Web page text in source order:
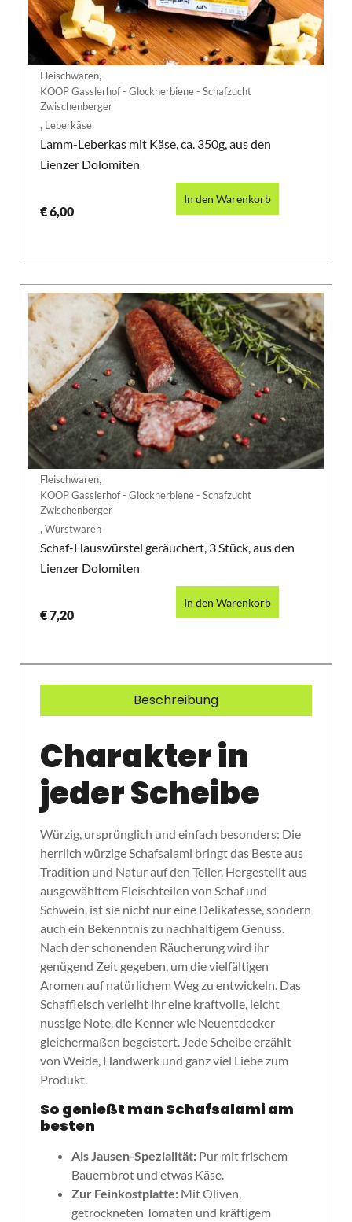
Fleischwaren,
KOOP Gasslerhof - Glocknerbiene - Schafzucht
Zwischenberger
, Leberkäse
Lamm-Leberkas mit Käse, ca. 350g, aus den
Lienzer Dolomiten
€6,00
In den Warenkorb
Fleischwaren,
KOOP Gasslerhof - Glocknerbiene - Schafzucht
Zwischenberger
,Wurstwaren
Schaf-Hauswürstel geräuchert, 3 Stück, aus den
Lienzer Dolomiten
€7,20
In den Warenkorb
Beschreibung
Charakter in
jeder Scheibe
Würzig, ursprünglich und einfach besonders: Die
herrlich würzige Schafsalami bringt das Beste aus
Tradition und Natur auf den Teller. Hergestellt aus
ausgewähltem Fleischteilen von Schaf und
Schwein, ist sie nicht nur eine Delikatesse, sondern
auch ein Bekenntnis zu nachhaltigem Genuss.
Nach der schonenden Räucherung wird ihr
genügend Zeit gegeben, um die vielfältigen
Aromen auf natürlichem Weg zu entwickeln. Das
Schaffleisch verleiht ihr eine kraftvolle, leicht
nussige Note, die Kenner wie Neuentdecker
gleichermaßen begeistert. Jede Scheibe erzählt
von Weide, Handwerk und ganz viel Liebe zum
Produkt.
So genießt man Schafsalami am
besten
Als Jausen-Spezialität: Pur mit frischem
Bauernbrot und etwas Käse.
Zur Feinkostplatte: Mit Oliven,
getrockneten Tomaten und kräftigem